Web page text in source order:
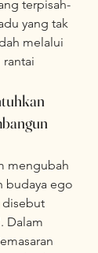
terpisah-
yang tak
melalui
mengubah
budaya ego
disebut
Dalam